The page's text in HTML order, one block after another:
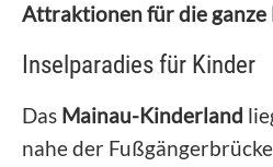
Attraktionen für die ganze
Inselparadies für Kinder
Das Mainau-Kinderland
nahe der